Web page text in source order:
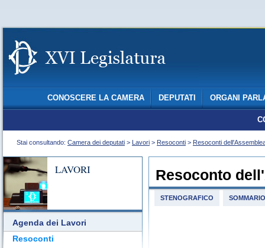
CONOSCERE LA CAMERA DEPUTATI ORGANI
Stai consultando: Camera dei deputati > Lavori > Resoconti > Resoconti
LAVORI
Agenda dei Lavori
Resoconti
Resoconto
STENOGRAFICO SOMMARIO